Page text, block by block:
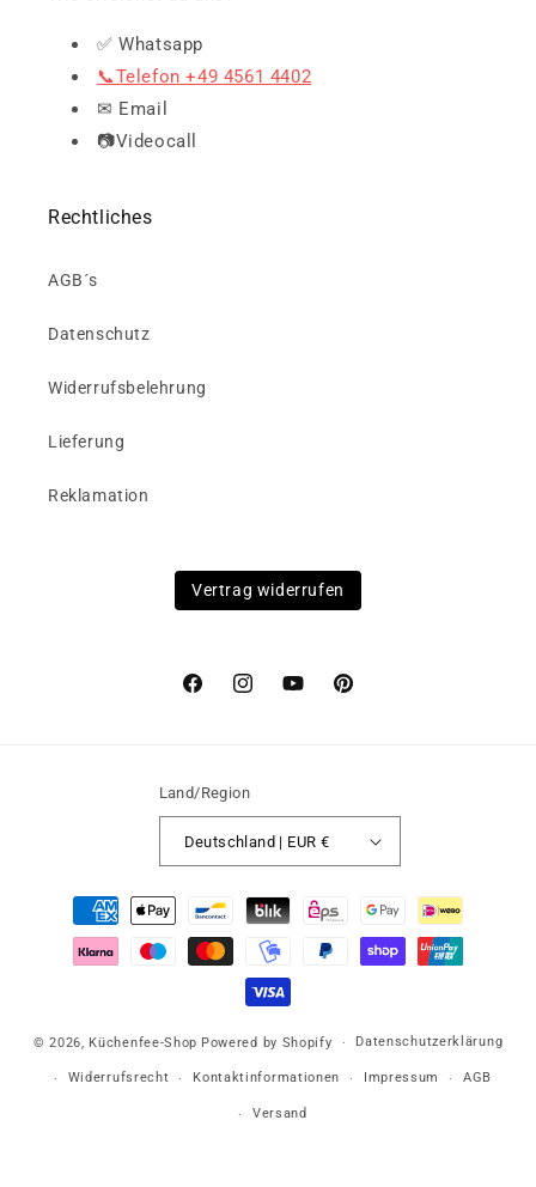
✅ Whatsapp
📞Telefon +49 4561 4402
✉ Email
📷Videocall
Rechtliches
AGB´s
Datenschutz
Widerrufsbelehrung
Lieferung
Reklamation
Vertrag widerrufen
FacebookInstagramYouTubePinterest
Land/Region
Deutschland | EUR €
Zahlungsmethoden
© 2026, Küchenfee-Shop Powered by Shopify Datenschutzerklärung
Widerrufsrecht Kontaktinformationen Impressum AGB
Versand